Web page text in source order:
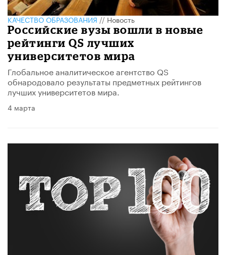
КАЧЕСТВО ОБРАЗОВАНИЯ//Новость
Российские вузы вошли в новые
рейтинги QS лучших
университетов мира
Глобальное аналитическое агентство QS
обнародовало результаты предметных рейтингов
лучших университетов мира.
4 марта